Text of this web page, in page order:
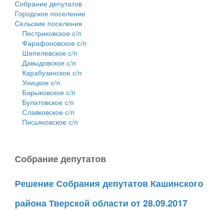
Собрание депутатов
Городское поселение
Сельские поселения
Пестриковское с/п
Фарафоновское с/п
Шепелевское с/п
Давыдовское с/п
Карабузинское с/п
Уницкое с/п
Барыковское с/п
Булатовское с/п
Славковское с/п
Письяковское с/п
Собрание депутатов
Решение Собрания депутатов Кашинского
района Тверской области от 28.09.2017